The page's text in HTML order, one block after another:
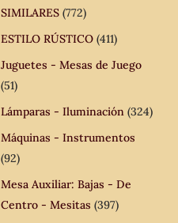
SIMILARES (772)
ESTILO RÚSTICO (411)
Juguetes - Mesas de Juego
(51)
Lámparas - Iluminación (324)
Máquinas - Instrumentos
(92)
Mesa Auxiliar: Bajas - De
Centro - Mesitas (397)